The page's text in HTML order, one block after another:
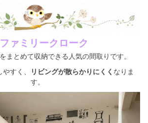
ン
コラボ情報
ァミリークローク
まとめて収納できる人気の間取りです。
すく、
リビングが散らかりにくく なりま
す。